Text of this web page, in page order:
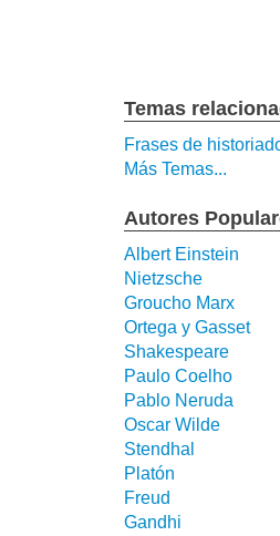
Temas
Frases de
Más Temas...
Autores
Albert Einstein
Nietzsche
Groucho Marx
Ortega y Gasset
Shakespeare
Paulo Coelho
Pablo Neruda
Oscar Wilde
Stendhal
Platón
Freud
Gandhi